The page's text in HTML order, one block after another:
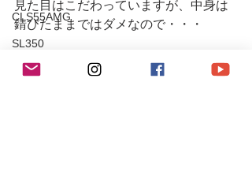
CLS55AMG
SL350
Chevrole
見た目はこだわっていますが、中身は
錆びたままではダメなので・・・
ナンバー灯の接触不良は、接触部分の
錆びを落とし、磨くと直りました♪